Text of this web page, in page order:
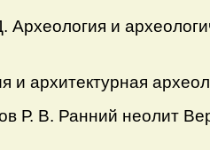
и
и архитектурная
Р. В. Ранний неолит